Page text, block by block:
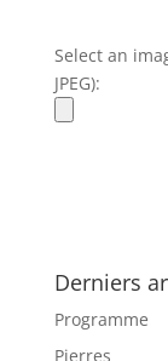
Select an
JPEG):
Derniers
Programme
Pierres